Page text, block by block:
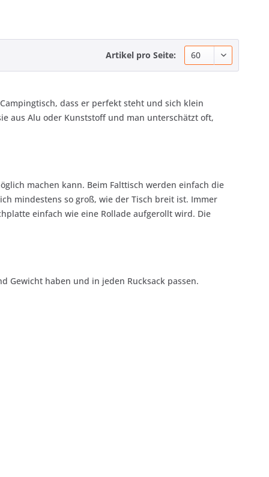
Artikel pro Seite:
dass er perfekt steht und sich klein
aus Alu oder Kunststoff und man unterschätzt oft,
machen kann. Beim Falttisch werden einfach die
mindestens so groß, wie der Tisch breit ist. Immer
einfach wie eine Rollade aufgerollt wird. Die
Gewicht haben und in jeden Rucksack passen.